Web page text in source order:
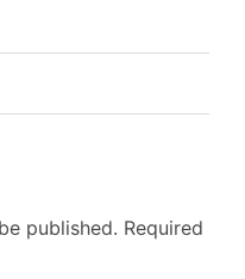
published. Required